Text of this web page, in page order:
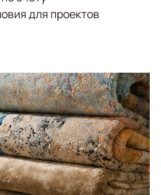
для проектов